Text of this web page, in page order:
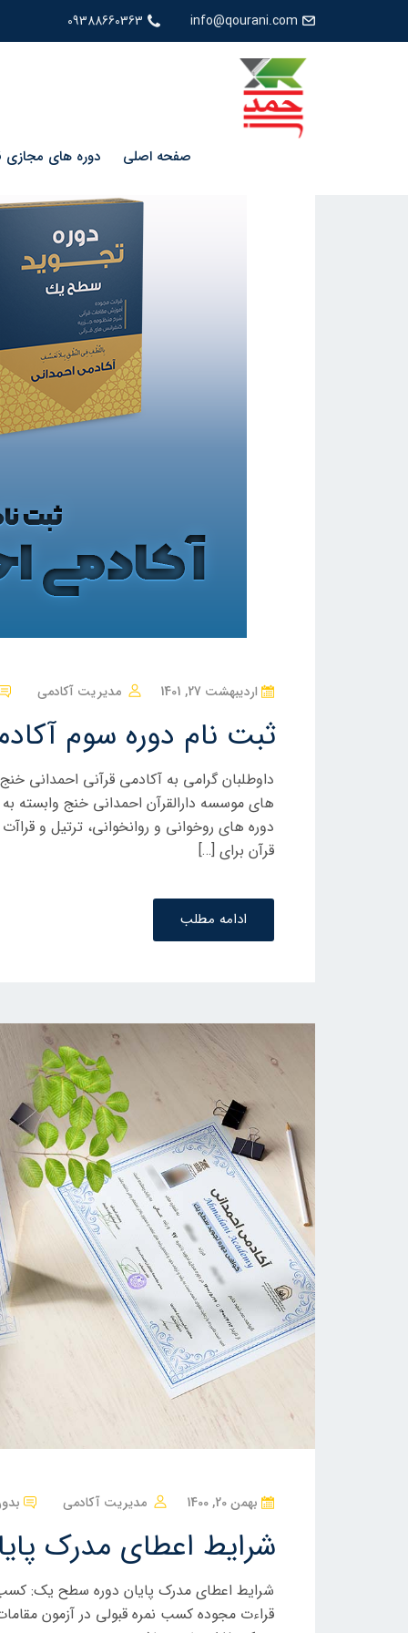
info@qourani.com
09388660363
صفحه اصلی دوره های مجازی
ن
ش
ه
ش
د
ه
ر
اردیبهشت 27, 1401 مدیریت آکادمی
ثبت نام دوره سوم
داوطلبان گرامی به آکادمی قرآنی احمدانی
های موسسه دارالقرآن احمدانی خنج وابسته
دوره های روخوانی و روانخوانی، ترتیل و
قرآن برای […]
ادامه مطلب
ن
ش
ه
ش
بهمن 20, 1400 مدیریت آکادمی
شرایط اعطای مدرک
شرایط اعطای مدرک پایان دوره سطح یک: کسب
قراءت مجوده کسب نمره قبولی در آزمون